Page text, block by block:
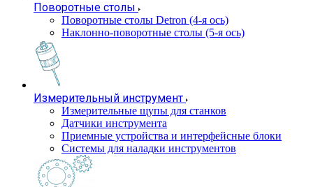
Поворотные столы
Поворотные столы Detron (4-я ось)
Наклонно-поворотные столы (5-я ось)
Измерительный инструмент
Измерительные щупы для станков
Датчики инструмента
Приемные устройства и интерфейсные блоки
Системы для наладки инструментов